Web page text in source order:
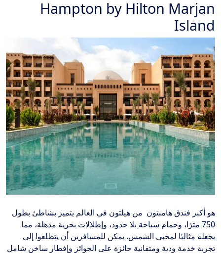
Hampton by Hilton Marjan
Island
هو أكبر فندق هامبتون من هيلتون في العالم يتميز بشاطئ بطول
750 مترًا، وحمام سباحة بلا حدود، وإطلالات بحرية مذهلة، مما
يجعله مثاليًا لمحبي الشمس. يمكن للمسافرين أن يتطلعوا إلى
تجربة خدمة ودية ومتفانية حائزة على الجوائز وإفطار ساخن شامل